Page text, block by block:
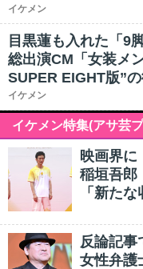
イケメン
目黒蓮も入れた「9
総出演CM「女装メ
SUPER EIGHT版”
イケメン
イケメン特集(アサ芸
映画界に
稲垣吾郎
「新た
反論記事
女性弁護